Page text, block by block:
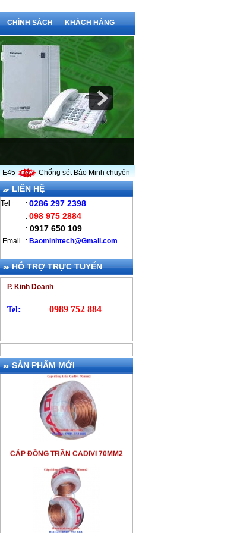
CHÍNH SÁCH KHÁCH HÀNG
Chống sét Bảo Minh chuyên cung cấp kim thu sét LPI
LIÊN HỆ
Tel : 0286 297 2398
: 098 975 2884
: 0917 650 109
Email : Baominhtech@Gmail.com
HỖ TRỢ TRỰC TUYẾN
P. Kinh Doanh
Tel: 0989 752 884
SẢN PHẨM MỚI
CÁP ĐỒNG TRẦN CADIVI 70MM2
CÁP ĐỒNG TRẦN CADIVI 50MM2